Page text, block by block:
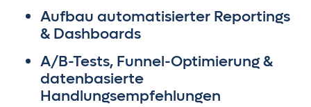
Aufbau automatisierter Reportings
& Dashboards
A/B-Tests, Funnel-Optimierung &
datenbasierte
Handlungsempfehlungen